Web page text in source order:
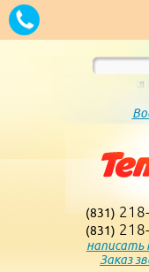
(831)
(831)
написать
Заказ